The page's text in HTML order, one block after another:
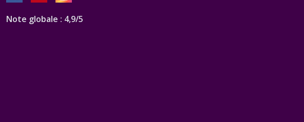
Note globale : 4,9/5